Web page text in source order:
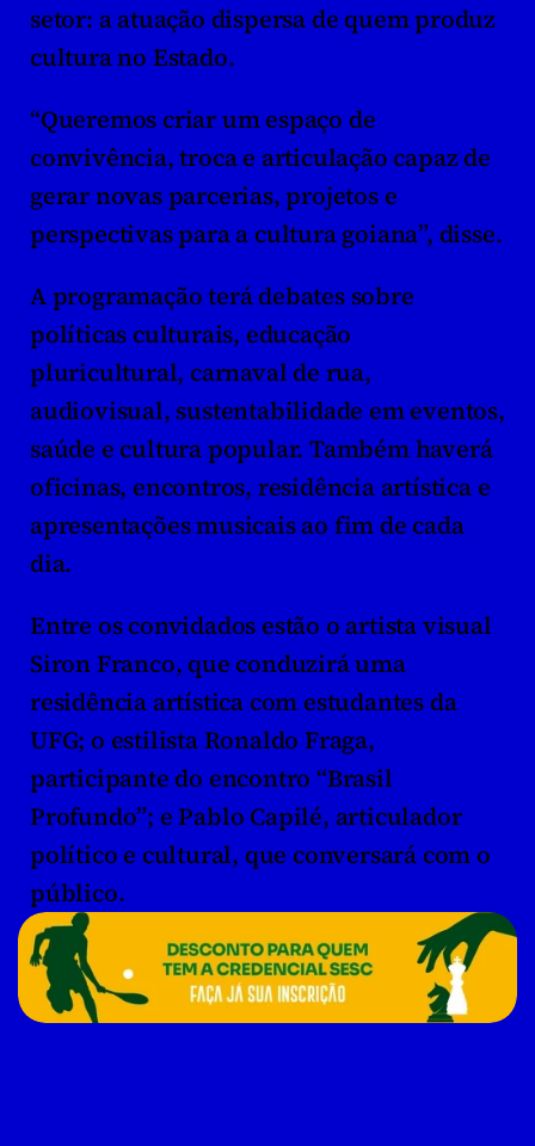
setor: a atuação dispersa de quem produz
cultura no Estado.
“Queremos criar um espaço de
convivência, troca e articulação capaz de
gerar novas parcerias, projetos e
perspectivas para a cultura goiana”, disse.
A programação terá debates sobre
políticas culturais, educação
pluricultural, carnaval de rua,
audiovisual, sustentabilidade em eventos,
saúde e cultura popular. Também haverá
oficinas, encontros, residência artística e
apresentações musicais ao fim de cada
dia.
Entre os convidados estão o artista visual
Siron Franco, que conduzirá uma
residência artística com estudantes da
UFG; o estilista Ronaldo Fraga,
participante do encontro “Brasil
Profundo”; e Pablo Capilé, articulador
político e cultural, que conversará com o
público.